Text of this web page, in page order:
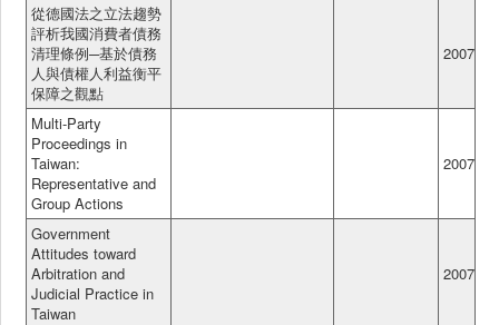
從德國法之立法趨勢
評析我國消費者債務
清理條例─基於債務
人與債權人利益衡平
保障之觀點
2007
Multi-Party
Proceedings in
Taiwan:
Representative and
Group Actions
2007
Government
Attitudes toward
Arbitration and
Judicial Practice in
Taiwan
2007